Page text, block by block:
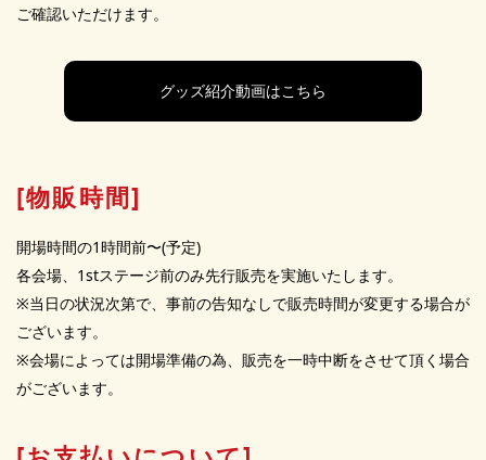
ご確認いただけます。
グッズ紹介動画はこちら
[物販時間]
開場時間の1時間前〜(予定)
各会場、1stステージ前のみ先行販売を実施いたします。
※当日の状況次第で、事前の告知なしで販売時間が変更する場合が
ございます。
※会場によっては開場準備の為、販売を一時中断をさせて頂く場合
がございます。